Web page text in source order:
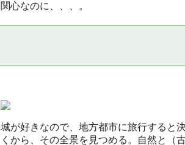
関心なのに、、、。
城が好きなので、地方都市に旅行すると
くから、その全景を見つめる。自然と（